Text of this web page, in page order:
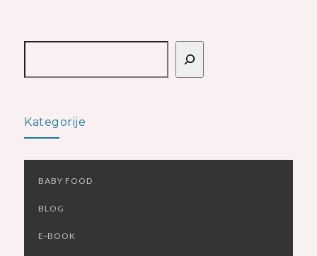
Pretraga
Kategorije
BABY FOOD
BLOG
E-BOOK